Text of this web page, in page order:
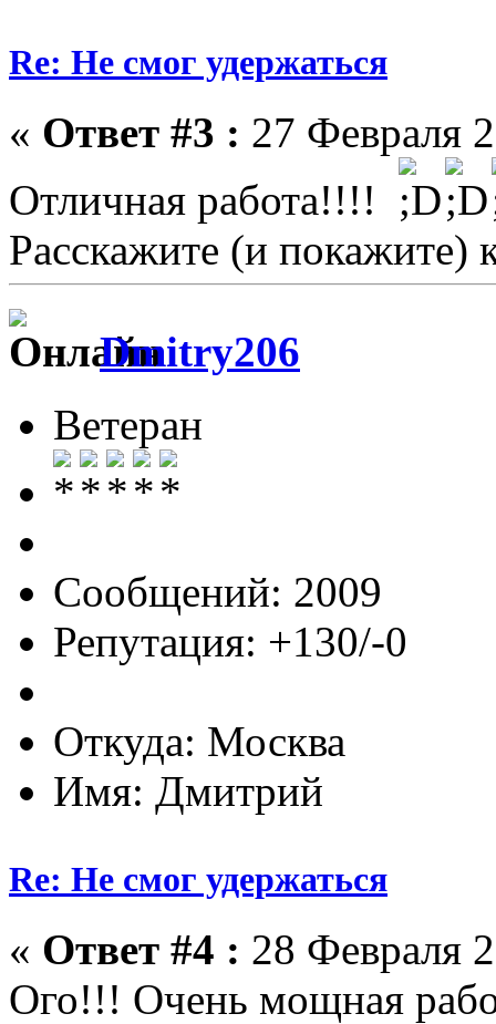
Re: Не смог удержаться
« Ответ #3 : 27 Февраля
Отличная работа!!!!
Расскажите (и покажите)
Dmitry206
Ветеран
Сообщений: 2009
Репутация: +130/-0
Откуда: Москва
Имя: Дмитрий
Re: Не смог удержаться
« Ответ #4 : 28 Февраля
Ого!!! Очень мощная